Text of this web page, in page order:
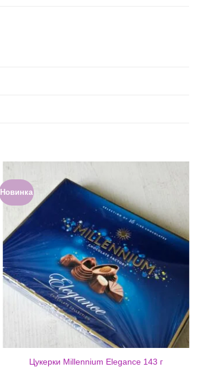
Новинка
Цукерки Millennium Elegance 143 г